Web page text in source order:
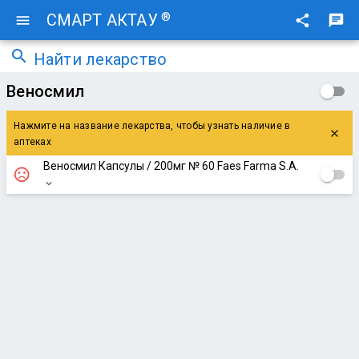
menu СМАРТ АКТАУ ® share chat
search Найти лекарство
Веносмил
Нажмите на название лекарства, чтобы узнать наличие в
аптеках
close
sentiment_very_dissatisfied Веносмил Капсулы / 200мг № 60 Faes Farma S.A.
expand_more